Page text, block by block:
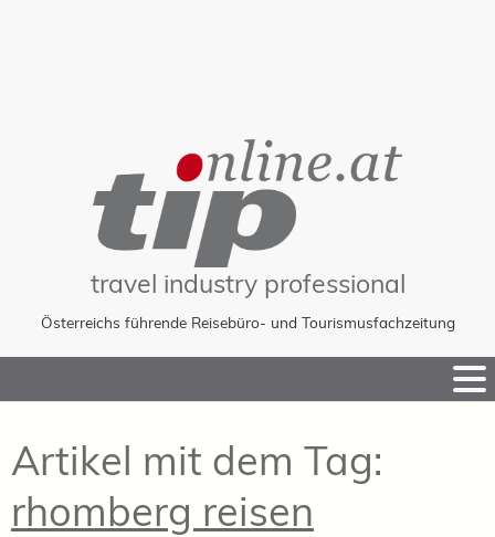
travel industry professional
Österreichs führende Reisebüro- und Tourismusfachzeitung
to
Artikel mit dem Tag:
rhomberg reisen